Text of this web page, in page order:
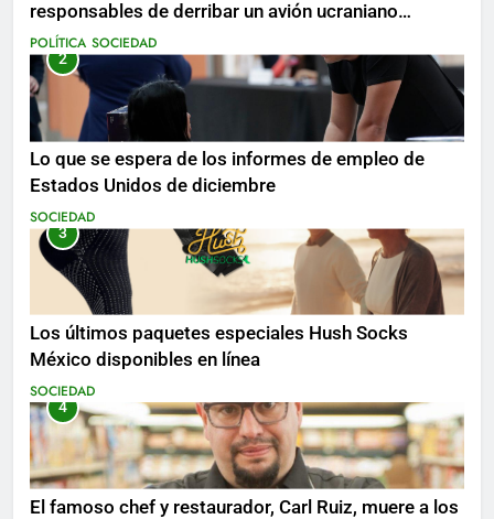
responsables de derribar un avión ucraniano
mientras se realizan arrestos
POLÍTICA SOCIEDAD
2
Lo que se espera de los informes de empleo de
Estados Unidos de diciembre
SOCIEDAD
3
Los últimos paquetes especiales Hush Socks
México disponibles en línea
SOCIEDAD
4
El famoso chef y restaurador, Carl Ruiz, muere a los